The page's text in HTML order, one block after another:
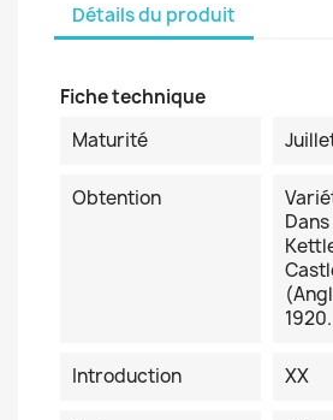
Détails du produit
Fiche technique
Maturité
Obtention
1920.
Introduction XX